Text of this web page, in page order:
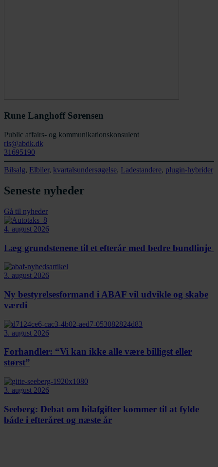
Rune Langhoff Sørensen
Public affairs- og kommunikationskonsulent
rls@abdk.dk
31695190
Bilsalg, Elbiler, kvartalsundersøgelse, Ladestandere, plugin-hybrider
Seneste nyheder
Gå til nyheder
4. august 2026
Læg grundstenene til et efterår med bedre bundlinje
3. august 2026
Ny bestyrelsesformand i ABAF vil udvikle og skabe
værdi
3. august 2026
Forhandler: “Vi kan ikke alle være billigst eller
størst”
3. august 2026
Seeberg: Debat om bilafgifter kommer til at fylde
både i efteråret og næste år